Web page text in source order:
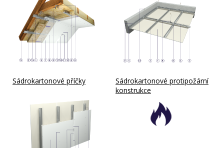
Sádrokartonové příčky
Sádrokartonové protipožární
konstrukce